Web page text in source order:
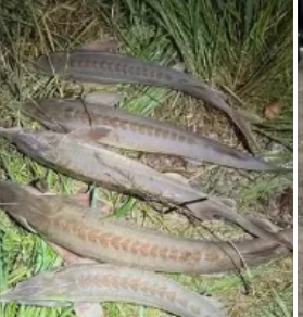
УК РФ (незаконная добыча водных
совершенная группой лиц по
применением самоходного
средства).
В суде установлено, что 21 мая 2024
находясь в акватории реки Иртыш в
используя моторную лодку и
произвели незаконный отлов 12
причинив водным биологическим